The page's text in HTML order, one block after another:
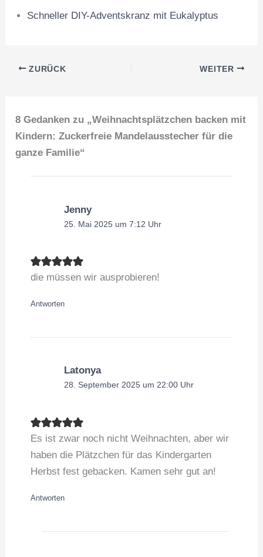
Schneller DIY-Adventskranz mit Eukalyptus
ZURÜCK WEITER
8 Gedanken zu „Weihnachtsplätzchen backen mit
Kindern: Zuckerfreie Mandelausstecher für die
ganze Familie“
Jenny
25. Mai 2025 um 7:12 Uhr
die müssen wir ausprobieren!
Antworten
Latonya
28. September 2025 um 22:00 Uhr
Es ist zwar noch nicht Weihnachten, aber wir
haben die Plätzchen für das Kindergarten
Herbst fest gebacken. Kamen sehr gut an!
Antworten